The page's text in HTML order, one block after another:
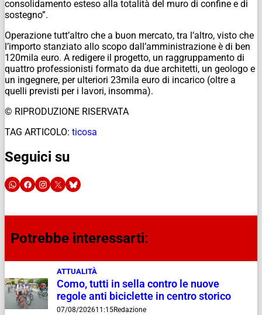
consolidamento esteso alla totalità del muro di confine e di
sostegno”.
Operazione tutt’altro che a buon mercato, tra l’altro, visto che
l’importo stanziato allo scopo dall’amministrazione è di ben
120mila euro. A redigere il progetto, un raggruppamento di
quattro professionisti formato da due architetti, un geologo e
un ingegnere, per ulteriori 23mila euro di incarico (oltre a
quelli previsti per i lavori, insomma).
© RIPRODUZIONE RISERVATA
TAG ARTICOLO: ticosa
Seguici su
Potrebbe interessarti:
ATTUALITÀ
Como, tutti in sella contro le nuove
regole anti biciclette in centro storico
07/08/202611:15Redazione